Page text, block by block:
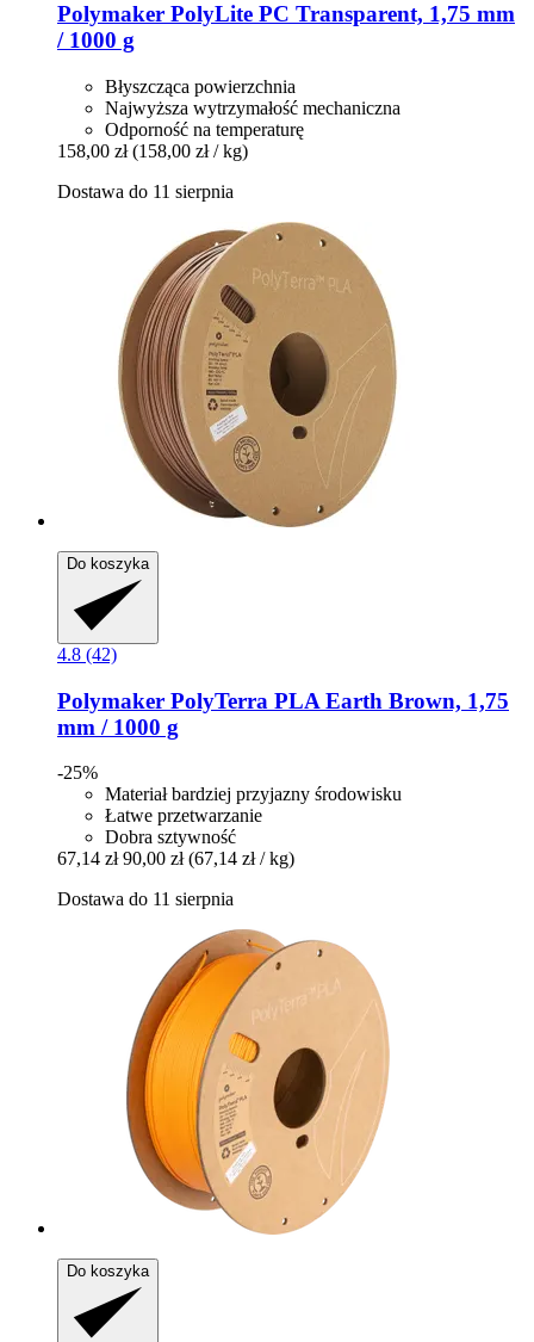
Polymaker PolyLite PC Transparent, 1,75 mm
/ 1000 g
Błyszcząca powierzchnia
Najwyższa wytrzymałość mechaniczna
Odporność na temperaturę
158,00 zł (158,00 zł / kg)
Dostawa do 11 sierpnia
Do koszyka
4.8 (42)
Polymaker PolyTerra PLA Earth Brown, 1,75
mm / 1000 g
-25%
Materiał bardziej przyjazny środowisku
Łatwe przetwarzanie
Dobra sztywność
67,14 zł 90,00 zł (67,14 zł / kg)
Dostawa do 11 sierpnia
Do koszyka